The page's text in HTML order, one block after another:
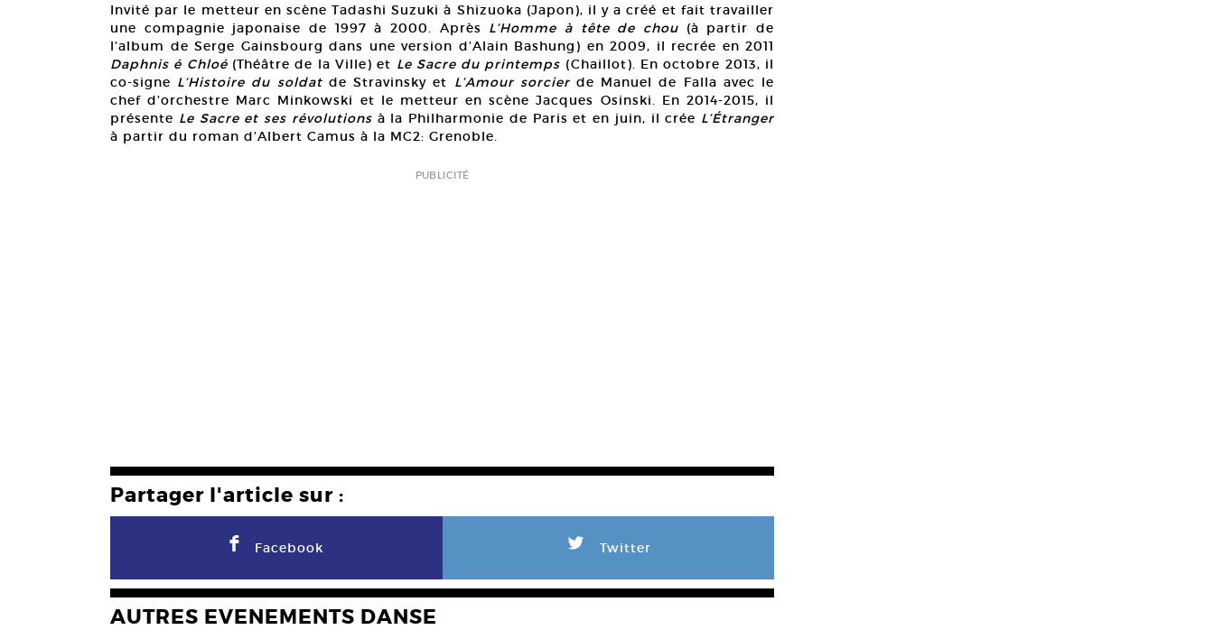
Invité par le metteur en scène Tadashi Suzuki à Shizuoka (Japon), il y a créé et fait travailler
une compagnie japonaise de 1997 à 2000. Après L’Homme à tête de chou (à partir de
l’album de Serge Gainsbourg dans une version d’Alain Bashung) en 2009, il recrée en 2011
Daphnis é Chloé(Théâtre de la Ville) et Le Sacre du printemps (Chaillot). En octobre 2013, il
co-signe L’Histoire du soldatde Stravinsky et L’Amour sorcierde Manuel de Falla avec le
chef d’orchestre Marc Minkowski et le metteur en scène Jacques Osinski. En 2014-2015, il
présente Le Sacre et ses révolutions à la Philharmonie de Paris et en juin, il crée L’Étranger
à partir du roman d’Albert Camus à la MC2: Grenoble.
PUBLICITÉ
Partager l'article sur :
F Facebook L Twitter
AUTRES EVENEMENTS DANSE